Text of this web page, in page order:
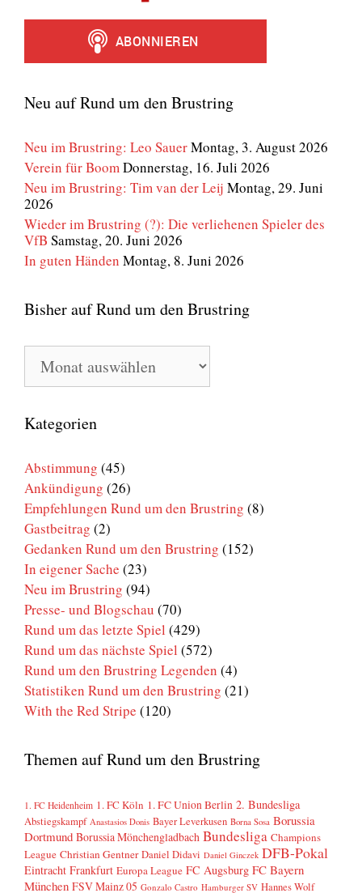
Neu auf Rund um den Brustring
Neu im Brustring: Leo SauerMontag, 3. August 2026
Verein für BoomDonnerstag, 16. Juli 2026
Neu im Brustring: Tim van der Leij Montag, 29. Juni
2026
Wieder im Brustring (?): Die verliehenen Spieler des
VfB Samstag, 20. Juni 2026
In guten Händen Montag, 8. Juni 2026
Bisher auf Rund um den Brustring
Bisher
auf
Rund
den
Brustring
Kategorien
Abstimmung (45)
Ankündigung (26)
Empfehlungen Rund um den Brustring (8)
Gastbeitrag (2)
Gedanken Rund um den Brustring (152)
In eigener Sache (23)
Neu im Brustring (94)
Presse- und Blogschau (70)
Rund um das letzte Spiel (429)
Rund um das nächste Spiel (572)
Rund um den Brustring Legenden (4)
Statistiken Rund um den Brustring (21)
With the Red Stripe (120)
Themen auf Rund um den Brustring
1. FC Heidenheim 1. FC Köln 1. FC Union Berlin 2. Bundesliga
Abstiegskampf Anastasios Donis Bayer Leverkusen Borna Sosa Borussia
Dortmund Borussia Mönchengladbach Bundesliga Champions
League Christian Gentner Daniel Didavi Daniel Ginczek DFB-Pokal
Eintracht Frankfurt Europa League FC Augsburg FC Bayern
München FSV Mainz 05 Gonzalo Castro Hamburger SV Hannes Wolf